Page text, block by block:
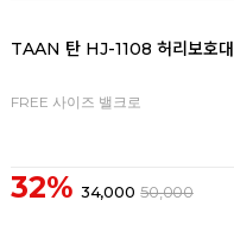
TAAN 탄 HJ-1108 허리보호대
FREE 사이즈 밸크로
32% 34,000 50,000